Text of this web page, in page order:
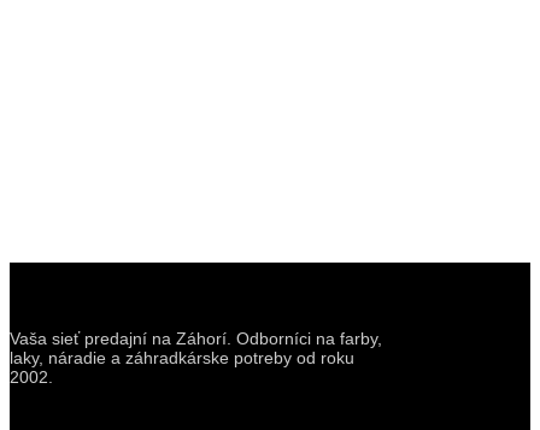
Vaša sieť predajní na Záhorí. Odborníci na farby,
laky, náradie a záhradkárske potreby od roku
2002.